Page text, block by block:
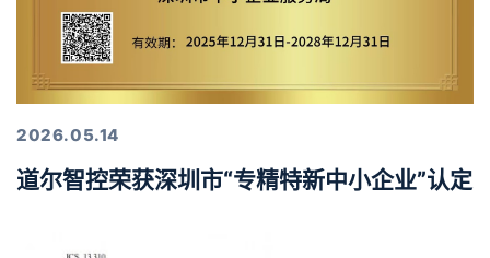
2026.05.14
道尔智控荣获深圳市“专精特新中小企业”认定